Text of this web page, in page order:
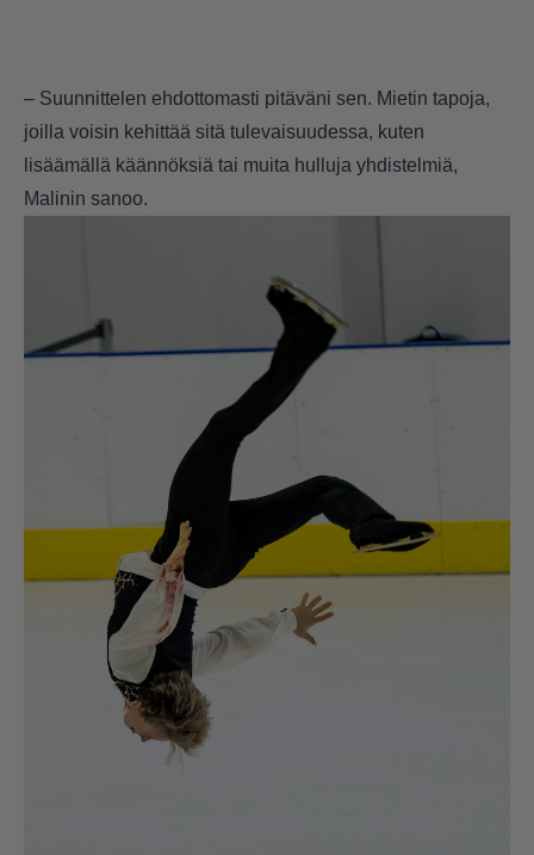
– Suunnittelen ehdottomasti pitäväni sen. Mietin tapoja,
joilla voisin kehittää sitä tulevaisuudessa, kuten
lisäämällä käännöksiä tai muita hulluja yhdistelmiä,
Malinin sanoo.